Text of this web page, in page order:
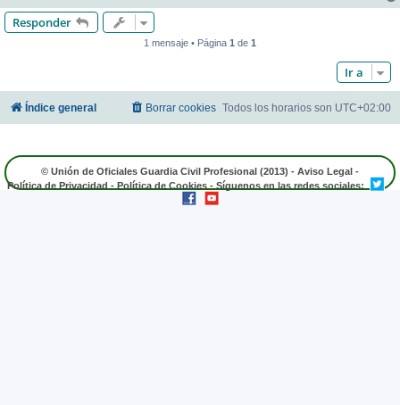
Responder
1 mensaje • Página 1 de 1
Ir a
Índice general Todos los horarios son UTC+02:00
Borrar cookies
© Unión de Oficiales Guardia Civil Profesional (2013) - Aviso Legal -
Política de Privacidad - Política de Cookies - Síguenos en las redes sociales: